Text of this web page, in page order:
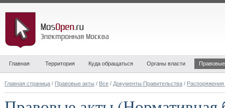
Главная Территория Куда обращаться Органы власти
Главная страница / Правовые акты / Все / Документы Правительства /